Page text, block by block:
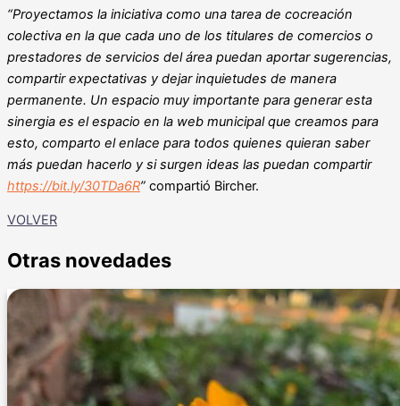
“Proyectamos la iniciativa como una tarea de cocreación
colectiva en la que cada uno de los titulares de comercios o
prestadores de servicios del área puedan aportar sugerencias,
compartir expectativas y dejar inquietudes de manera
permanente. Un espacio muy importante para generar esta
sinergia es el espacio en la web municipal que creamos para
esto, comparto el enlace para todos quienes quieran saber
más puedan hacerlo y si surgen ideas las puedan compartir
https://bit.ly/30TDa6R” compartió Bircher.
VOLVER
Otras novedades